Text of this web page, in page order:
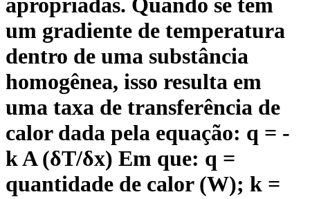
apropriadas. Quando se tem
um gradiente de temperatura
dentro de uma substância
homogênea, isso resulta em
uma taxa de transferência de
calor dada pela equação: q = -
k A (δT/δx) Em que: q =
quantidade de calor (W); k =